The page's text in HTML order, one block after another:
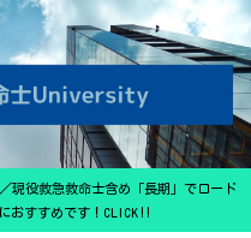
現役救急救命士含め「長期」でロード
おすすめです！CLICK‼